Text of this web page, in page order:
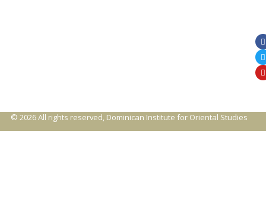
© 2026 All rights reserved, Dominican Institute for Oriental Studies